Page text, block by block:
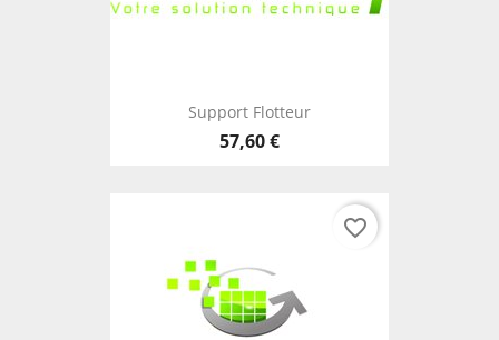
Support Flotteur
57,60 €
favorite_border